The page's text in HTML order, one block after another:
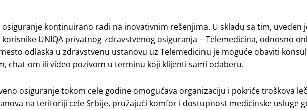
osiguranje kontinuirano radi na inovativnim rešenjima. U skladu sa tim, uveden
UNIQA privatnog zdravstvenog osiguranja – Telemedicina, odnosno
odlaska u zdravstvenu ustanovu uz Telemedicinu je moguće obaviti
chat-om ili video pozivom u terminu koji klijenti sami odaberu.
osiguranje tokom cele godine omogućava organizaciju i pokriće troškova
na teritoriji cele Srbije, pružajući komfor i dostupnost medicinske usluge